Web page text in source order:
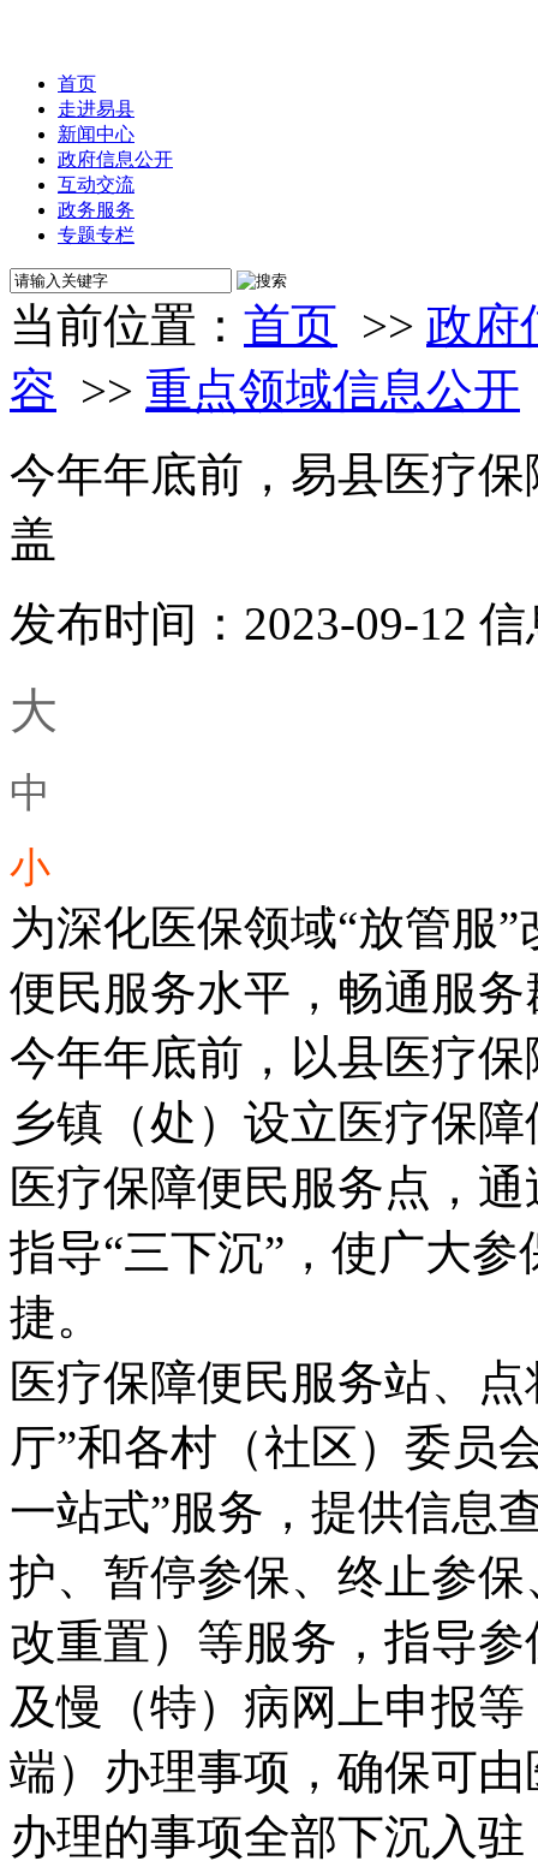
首页
走进易县
新闻中心
政府信息公开
互动交流
政务服务
专题专栏
当前位置： 首页 >> 政府
容 >> 重点领域信息公开
今年年底前，易县医疗
盖
发布时间：2023-09-12 信
大
中
小
为深化医保领域“放管服
便民服务水平，畅通服
今年年底前，以县医疗
乡镇（处）设立医疗保
医疗保障便民服务点，
指导“三下沉”，使广大
捷。
医疗保障便民服务站、
厅”和各村（社区）委员
一站式”服务，提供信息
护、暂停参保、终止参
改重置）等服务，指导
及慢（特）病网上申报
端）办理事项，确保可
办理的事项全部下沉入